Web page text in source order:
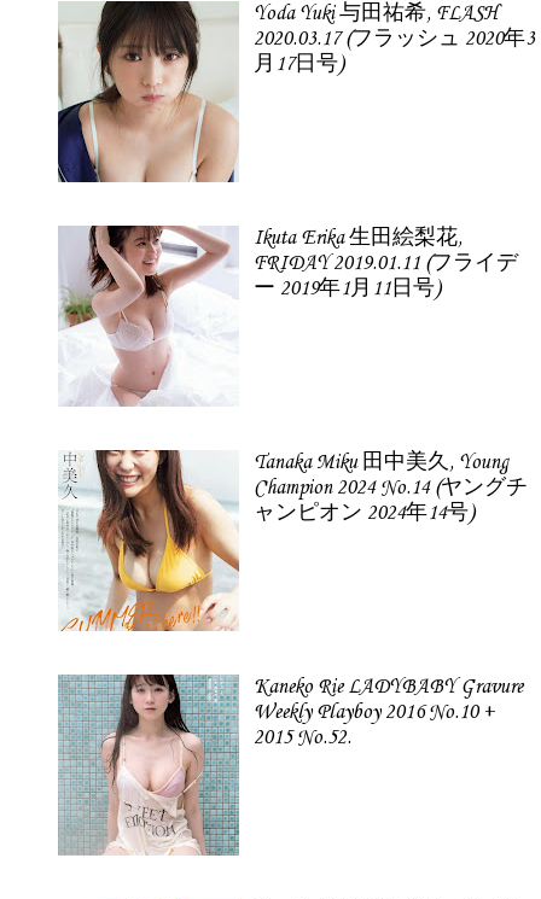
Yoda Yuki 与田祐希, FLASH
2020.03.17 (フラッシュ 2020年3
月17日号)
Ikuta Erika 生田絵梨花,
FRIDAY 2019.01.11 (フライデ
ー 2019年1月11日号)
Tanaka Miku 田中美久, Young
Champion 2024 No.14 (ヤングチ
ャンピオン 2024年14号)
Kaneko Rie LADYBABY Gravure
Weekly Playboy 2016 No.10 +
2015 No.52.